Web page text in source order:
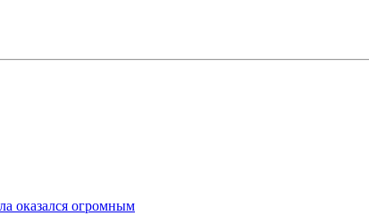
оказался огромным